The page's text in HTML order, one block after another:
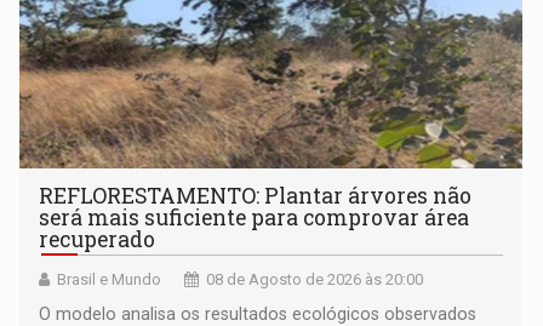
REFLORESTAMENTO: Plantar árvores não
será mais suficiente para comprovar área
recuperado
Brasil e Mundo 08 de Agosto de 2026 às 20:00
O modelo analisa os resultados ecológicos observados